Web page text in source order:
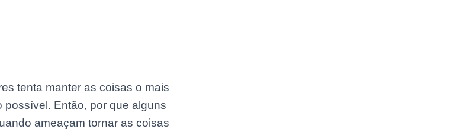
tenta manter as coisas o mais
Então, por que alguns
ameaçam tornar as coisas